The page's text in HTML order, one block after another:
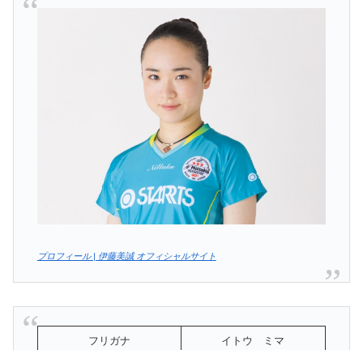
プロフィール | 伊藤美誠 オフィシャルサイト
フリガナ イトウ ミマ